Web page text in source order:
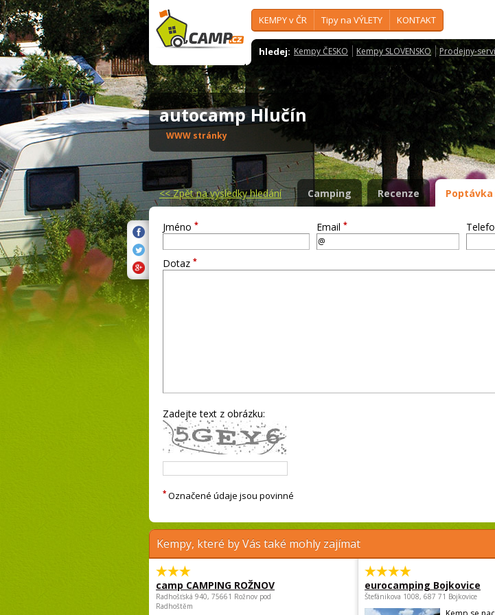
KEMPY v ČR Tipy na VÝLETY KONTAKT
hledej: Kempy ČESKO Kempy SLOVENSKO Prodejny-
autocamp Hlučín
WWW stránky
<<Zpět na výsledky hledání Camping Recenze
Jméno * Email *
Dotaz *
Zadejte text z obrázku:
* Označené údaje jsou povinné
Kempy, které by Vás také mohly zajímat
camp CAMPING ROŽNOV
Radhošťská 940, 75661 Rožnov pod
Radhoštěm
eurocamping Bojkovice
Štefánikova 1008, 687 71 Bojkovice